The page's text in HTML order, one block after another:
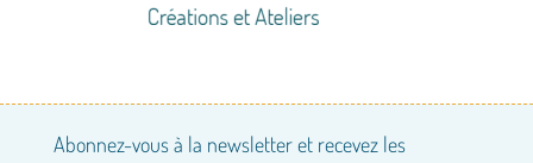
Abonnez-vous à la newsletter et recevez les